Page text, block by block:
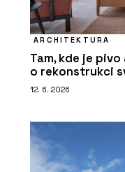
ARCHITEKTURA
Tam, kde je
o rekonstrukci
12. 6. 2026